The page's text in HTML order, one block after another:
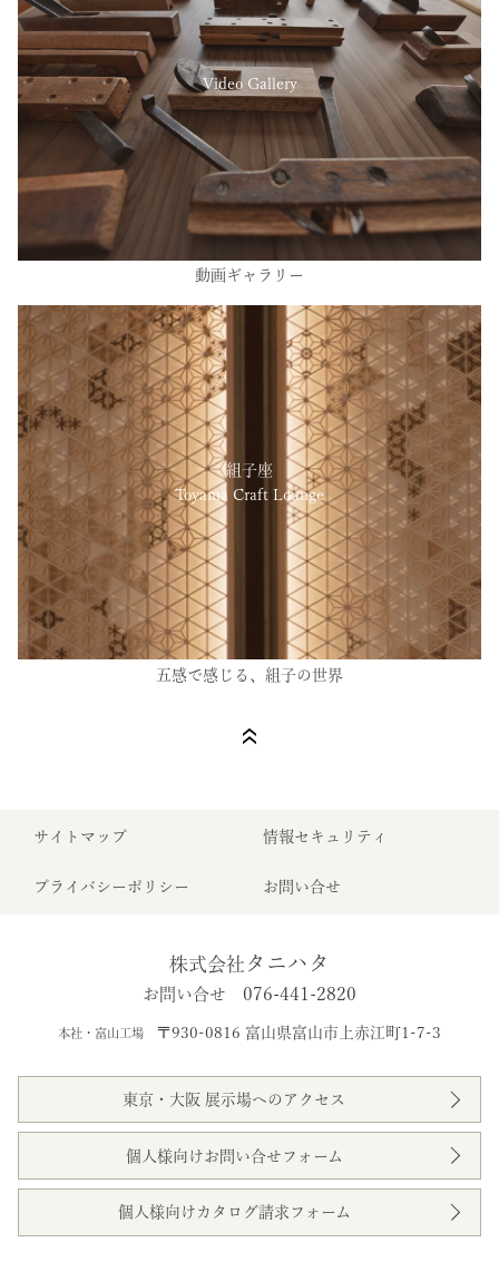
Video Gallery
動画ギャラリー
組子座
Toyama Craft Lounge
五感で感じる、組子の世界
サイトマップ 情報セキュリティ
プライバシーポリシー お問い合せ
株式会社 タニハタ
お問い合せ 076-441-2820
本社・富山工場 〒930-0816 富山県富山市上赤江町1-7-3
東京・大阪 展示場へのアクセス
個人様向けお問い合せフォーム
個人様向けカタログ請求フォーム